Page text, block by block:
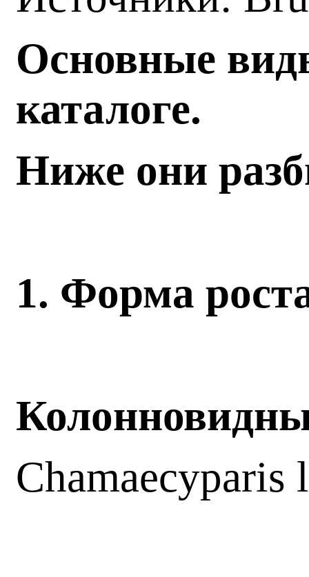
Основные
каталоге.
Ниже они
1. Форма